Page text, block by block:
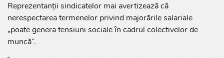
Reprezentanții sindicatelor mai avertizează că
nerespectarea termenelor privind majorările salariale
„poate genera tensiuni sociale în cadrul colectivelor de
muncă”.